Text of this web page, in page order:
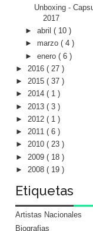
Unboxing -
2017
► abril ( 10 )
► marzo ( 4 )
► enero ( 6 )
► 2016 ( 27 )
► 2015 ( 37 )
► 2014 ( 1 )
► 2013 ( 3 )
► 2012 ( 1 )
► 2011 ( 6 )
► 2010 ( 23 )
► 2009 ( 18 )
► 2008 ( 19 )
Etiquetas
Artistas Nacionales
Biografias